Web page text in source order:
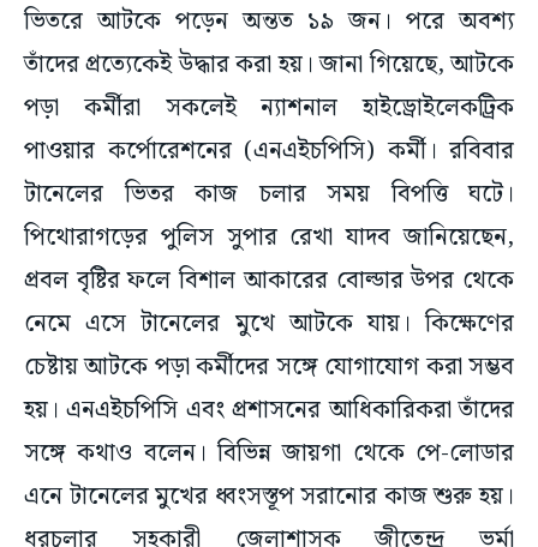
ভিতরে আটকে পড়েন অন্তত ১৯ জন। পরে অবশ্য
তাঁদের প্রত্যেকেই উদ্ধার করা হয়। জানা গিয়েছে, আটকে
পড়া কর্মীরা সকলেই ন্যাশনাল হাইড্রোইলেকট্রিক
পাওয়ার কর্পোরেশনের (এনএইচপিসি) কর্মী। রবিবার
টানেলের ভিতর কাজ চলার সময় বিপত্তি ঘটে।
পিথোরাগড়ের পুলিস সুপার রেখা যাদব জানিয়েছেন,
প্রবল বৃষ্টির ফলে বিশাল আকারের বোল্ডার উপর থেকে
নেমে এসে টানেলের মুখে আটকে যায়। কিক্ষেণের
চেষ্টায় আটকে পড়া কর্মীদের সঙ্গে যোগাযোগ করা সম্ভব
হয়। এনএইচপিসি এবং প্রশাসনের আধিকারিকরা তাঁদের
সঙ্গে কথাও বলেন। বিভিন্ন জায়গা থেকে পে-লোডার
এনে টানেলের মুখের ধ্বংসস্তূপ সরানোর কাজ শুরু হয়।